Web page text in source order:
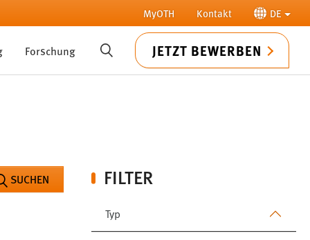
MyOTH Kontakt DE
Forschung SUCHE JETZT BEWERBEN
FILTER
Typ
SUCHEN